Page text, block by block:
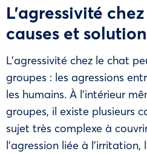
L’agressivité
causes et
L’agressivité chez le chat
groupes : les agressions
les humains. À l’intérieur
groupes, il existe plusieurs
sujet très complexe à
l’agression liée à l’irritation,